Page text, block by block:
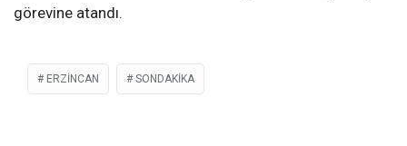
görevine atandı.
ERZİNCAN SONDAKIKA